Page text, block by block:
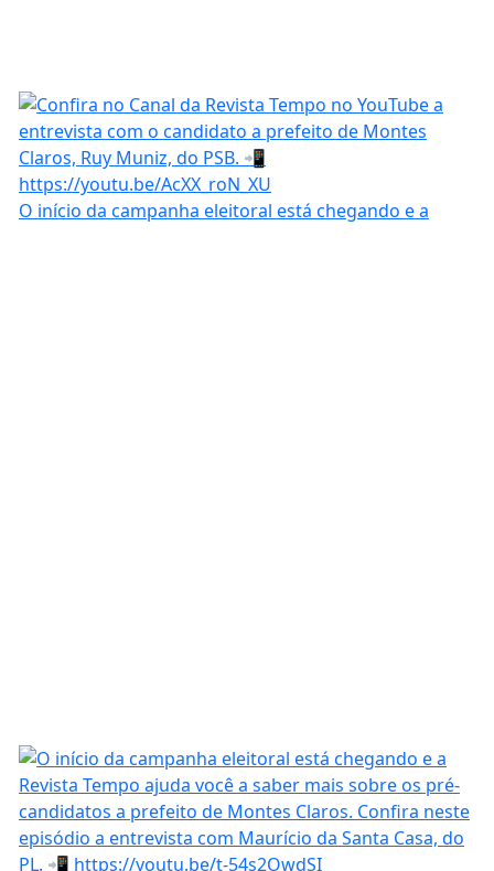
O início da campanha eleitoral está chegando e a